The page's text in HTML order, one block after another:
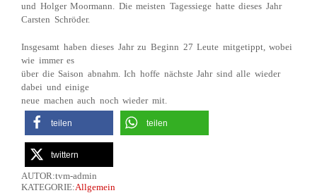
und Holger Moormann. Die meisten Tagessiege hatte dieses Jahr
Carsten Schröder.
Insgesamt haben dieses Jahr zu Beginn 27 Leute mitgetippt, wobei
wie immer es
über die Saison abnahm. Ich hoffe nächste Jahr sind alle wieder
dabei und einige
neue machen auch noch wieder mit.
teilen teilen
twittern
AUTOR:tvm-admin
KATEGORIE:Allgemein